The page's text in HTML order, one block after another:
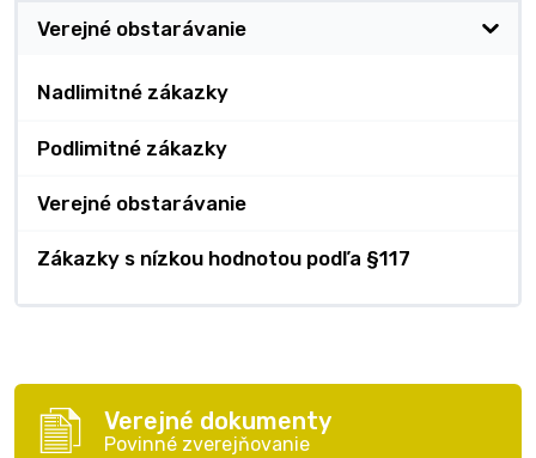
Verejné obstarávanie
Nadlimitné zákazky
Podlimitné zákazky
Verejné obstarávanie
Zákazky s nízkou hodnotou podľa §117
Verejné dokumenty
Povinné zverejňovanie